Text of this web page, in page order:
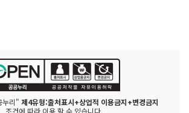
누리" 제4유형:출처표시+상업적 이용금지+변경금지
조건에 따라 이용 할 수 있습니다.